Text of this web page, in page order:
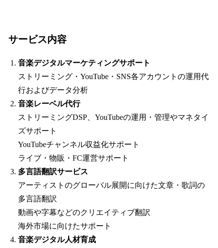
サービス内容
音楽デジタルマーケティングサポート
ストリーミング・YouTube・SNS各アカウントの運用代
行およびデータ分析
音楽レーベル代行
ストリーミングDSP、YouTubeの運用・管理やマネタイ
ズサポート
YouTubeチャンネル収益化サポート
ライブ・物販・FC運営サポート
多言語翻訳サービス
アーティストのグローバル展開に向けた文章・歌詞の
多言語翻訳
動画や字幕などのクリエイティブ翻訳
海外市場に向けたサポート
音楽デジタル人材育成